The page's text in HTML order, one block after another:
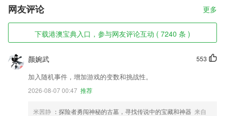
网友评论 更多
下载港澳宝典入口，参与网友评论互动 ( 7240 条 )
553
颜婉武
加入随机事件，增加游戏的变数和挑战性。
2026-08-07 00:47 推荐
米茜静 ：探险者勇闯神秘的古墓，寻找传说中的宝藏和神器 来自